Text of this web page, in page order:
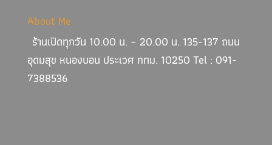
About Me
ร้านเปิดทุกวัน 10.00 น. – 20.00 น. 135-137 ถนน
อุดมสุข หนองบอน ประเวศ กทม. 10250 Tel : 091-
7388536